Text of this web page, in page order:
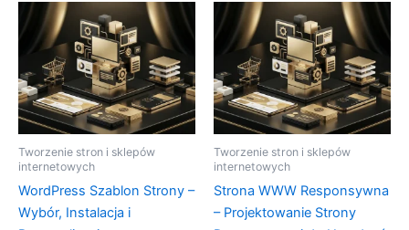
Tworzenie stron i sklepów
internetowych
WordPress Szablon Strony –
Wybór, Instalacja i
Tworzenie stron i sklepów
internetowych
Strona WWW Responsywna
– Projektowanie Strony